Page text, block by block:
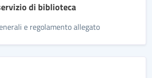
di biblioteca
e regolamento allegato